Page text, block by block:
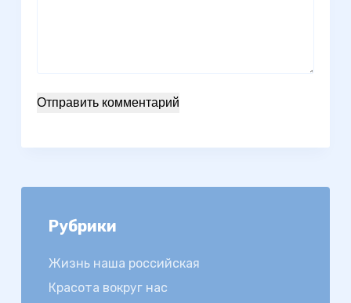
Отправить комментарий
Рубрики
Жизнь наша российская
Красота вокруг нас